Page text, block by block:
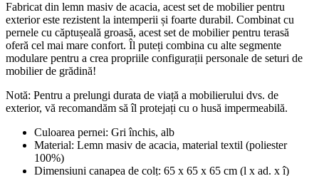
Fabricat din lemn masiv de acacia, acest set de mobilier pentru
exterior este rezistent la intemperii și foarte durabil. Combinat cu
pernele cu căptușeală groasă, acest set de mobilier pentru terasă
oferă cel mai mare confort. Îl puteți combina cu alte segmente
modulare pentru a crea propriile configurații personale de seturi de
mobilier de grădină!
Notă: Pentru a prelungi durata de viață a mobilierului dvs. de
exterior, vă recomandăm să îl protejați cu o husă impermeabilă.
Culoarea pernei: Gri închis, alb
Material: Lemn masiv de acacia, material textil (poliester
100%)
Dimensiuni canapea de colț: 65 x 65 x 65 cm (l x ad. x î)